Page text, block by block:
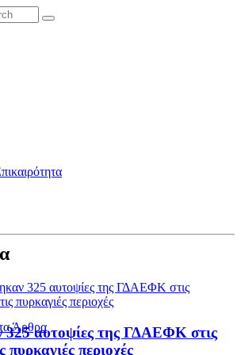
Άρθρααυτοψίες της ΓΔΑΕΦΚ στις
πυρκαγιές περιοχές